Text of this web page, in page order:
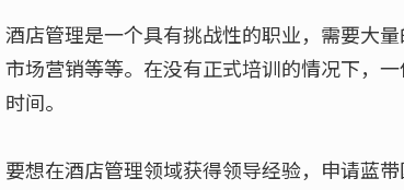
酒店管理是一个具有挑战性的职业，需要大
市场营销等等。在没有正式培训的情况下，
时间。
要想在酒店管理领域获得领导经验，申请蓝